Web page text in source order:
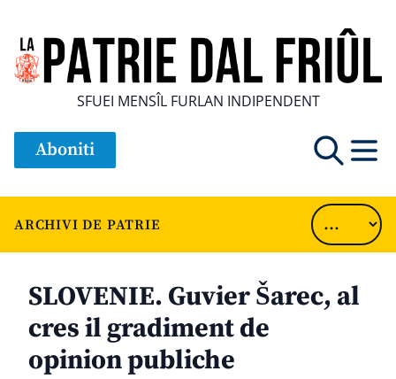
SFUEI MENSÎL FURLAN INDIPENDENT
Aboniti
ARCHIVI DE PATRIE
SLOVENIE. Guvier Šarec, al
cres il gradiment de
opinion publiche